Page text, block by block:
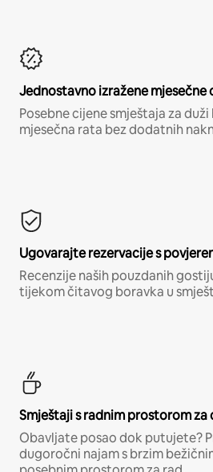
Jednostavno izražene mjesečne
Posebne cijene smještaja za
mjesečna rata bez dodatnih
Ugovarajte rezervacije s
Recenzije naših pouzdanih
tijekom čitavog boravka u
Smještaji s radnim prostorom
Obavljate posao dok putujete?
dugoročni najam s brzim